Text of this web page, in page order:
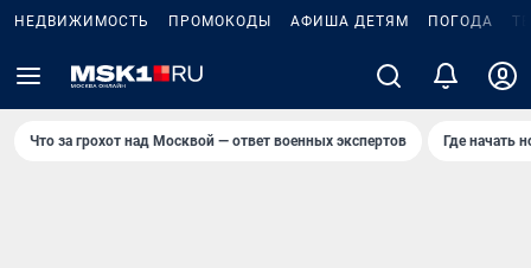
НЕДВИЖИМОСТЬ ПРОМОКОДЫ АФИША ДЕТЯМ ПОГОДА
Что за грохот над Москвой — ответ военных экспертов Где начать